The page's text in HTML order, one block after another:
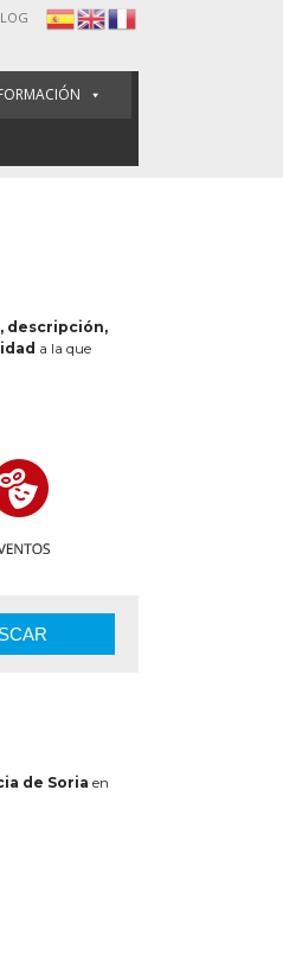
descripción,
a la que
de Soria en